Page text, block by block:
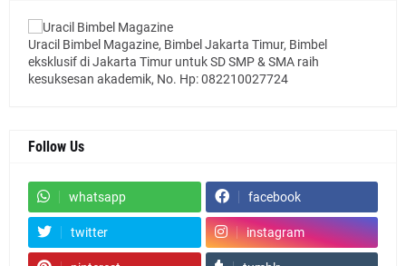
Uracil Bimbel Magazine, Bimbel Jakarta Timur, Bimbel
eksklusif di Jakarta Timur untuk SD SMP & SMA raih
kesuksesan akademik, No. Hp: 082210027724
Follow Us
whatsapp facebook
twitter instagram